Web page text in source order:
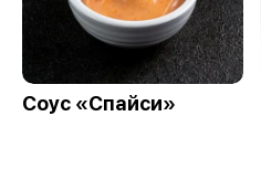
Соус «Спайси»